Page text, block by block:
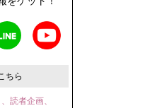
ちら
読者企画、